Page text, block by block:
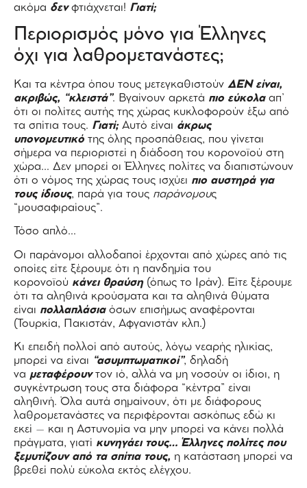
ακόμα δενφτιάχνεται! Γιατί;
Περιορισμός μόνο για Έλληνες
όχι για λαθρομετανάστες;
Και τα κέντρα όπου τους μετεγκαθιστούν ΔΕΝ είναι,
ακριβώς, “κλειστά”. Βγαίνουν αρκετά πιο εύκολααπ’
ότι οι πολίτες αυτής της χώρας κυκλοφορούν έξω από
τα σπίτια τους. Γιατί; Αυτό είναι άκρως
υπονομευτικό της όλης προσπάθειας, που γίνεται
σήμερα να περιοριστεί η διάδοση του κορονοϊού στη
χώρα… Δεν μπορεί οι Έλληνες πολίτες να διαπιστώνουν
ότι ο νόμος της χώρας τους ισχύει πιο αυστηρά για
τους ίδιους, παρά για τους παράνομους
“μουσαφιραίους”.
Τόσο απλό…
Οι παράνομοι αλλοδαποί έρχονται από χώρες από τις
οποίες είτε ξέρουμε ότι η πανδημία του
κορονοϊού κάνει θραύση(όπως το Ιράν). Είτε ξέρουμε
ότι τα αληθινά κρούσματα και τα αληθινά θύματα
είναι πολλαπλάσια όσων επισήμως αναφέρονται
(Τουρκία, Πακιστάν, Αφγανιστάν κλπ.)
Κι επειδή πολλοί από αυτούς, λόγω νεαρής ηλικίας,
μπορεί να είναι “ασυμπτωματικοί”, δηλαδή
να μεταφέρουντον ιό, αλλά να μη νοσούν οι ίδιοι, η
συγκέντρωση τους στα διάφορα “κέντρα” είναι
αληθινή. Όλα αυτά σημαίνουν, ότι με διάφορους
λαθρομετανάστες να περιφέρονται ασκόπως εδώ κι
εκεί – και η Αστυνομία να μην μπορεί να κάνει πολλά
πράγματα, γιατί κυνηγάει τους… Έλληνες πολίτες που
ξεμυτίζουν από τα σπίτια τους, η κατάσταση μπορεί να
βρεθεί πολύ εύκολα εκτός ελέγχου.